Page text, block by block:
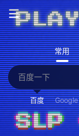
常用
百度 Google